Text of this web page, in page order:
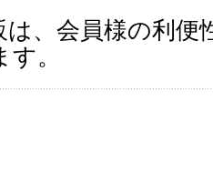
は、会員様の利便
す。